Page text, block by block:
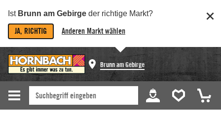
Ist Brunn am Gebirge der richtige Markt?
JA, RICHTIG Anderen Markt wählen
Brunn am Gebirge